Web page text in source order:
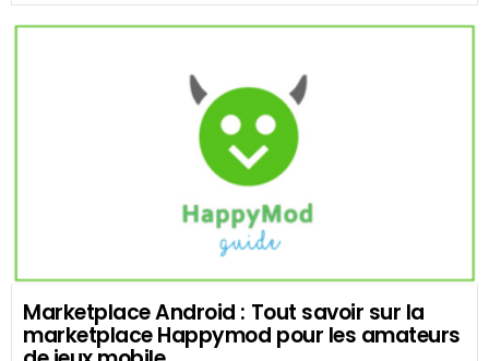
Marketplace Android : Tout savoir sur la
marketplace Happymod pour les amateurs